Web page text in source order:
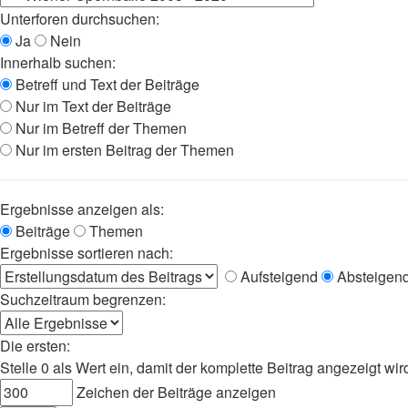
Unterforen durchsuchen:
Ja
Nein
Innerhalb suchen:
Betreff und Text der Beiträge
Nur im Text der Beiträge
Nur im Betreff der Themen
Nur im ersten Beitrag der Themen
Ergebnisse anzeigen als:
Beiträge
Themen
Ergebnisse sortieren nach:
Aufsteigend
Suchzeitraum begrenzen:
Die ersten:
Stelle 0 als Wert ein, damit der komplette Beitrag angezeigt
Zeichen der Beiträge anzeigen